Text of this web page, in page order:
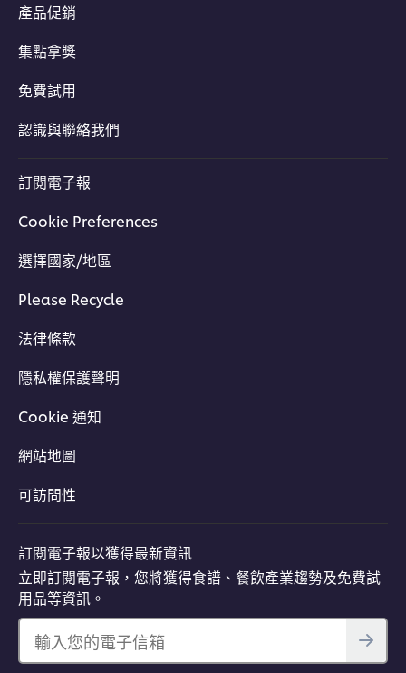
產品促銷
集點拿獎
免費試用
認識與聯絡我們
訂閱電子報
Cookie Preferences
選擇國家/地區
Please Recycle
法律條款
隱私權保護聲明
Cookie 通知
網站地圖
可訪問性
訂閱電子報以獲得最新資訊
立即訂閱電子報，您將獲得食譜、餐飲產業趨勢及免費試
用品等資訊。
輸入您的電子信箱